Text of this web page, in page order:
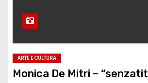
ARTE E CULTURA
Monica De Mitri –